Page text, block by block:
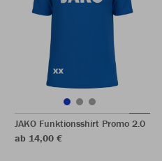
JAKO Funktionsshirt Promo 2.0
ab 14,00 €